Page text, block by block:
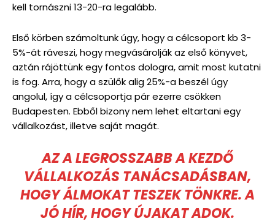
kell tornászni 13-20-ra legalább.
Első körben számoltunk úgy, hogy a célcsoport kb 3-
5%-át ráveszi, hogy megvásárolják az első könyvet,
aztán rájöttünk egy fontos dologra, amit most kutatni
is fog. Arra, hogy a szülők alig 25%-a beszél úgy
angolul, így a célcsoportja pár ezerre csökken
Budapesten. Ebből bizony nem lehet eltartani egy
vállalkozást, illetve saját magát.
AZ A LEGROSSZABB A KEZDŐ
VÁLLALKOZÁS TANÁCSADÁSBAN,
HOGY ÁLMOKAT TESZEK TÖNKRE. A
JÓ HÍR, HOGY ÚJAKAT ADOK.